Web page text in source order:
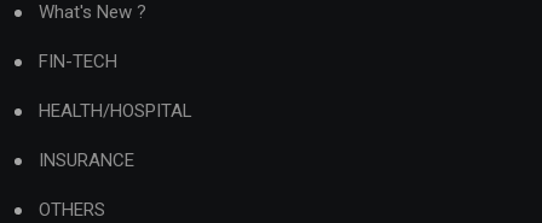
What's New ?
FIN-TECH
HEALTH/HOSPITAL
INSURANCE
OTHERS